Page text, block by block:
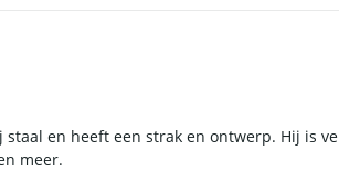
en heeft een strak en ontwerp. Hij is
meer.